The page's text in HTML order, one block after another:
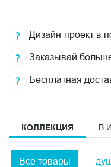
Дизайн-проект в
Заказывай
Бесплатная
КОЛЛЕКЦИЯ В
Все товары